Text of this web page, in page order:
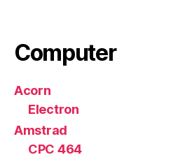
Computer
Acorn
Electron
Amstrad
CPC 464